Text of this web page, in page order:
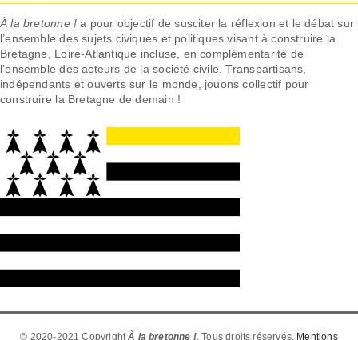
À la bretonne ! a pour objectif de susciter la réflexion et le débat sur
l’ensemble des sujets civiques et politiques visant à construire la
Bretagne, Loire-Atlantique incluse, en complémentarité de
l’ensemble des acteurs de la société civile. Transpartisans,
indépendants et ouverts sur le monde, jouons collectif pour
construire la Bretagne de demain !
© 2020-2021 CopyrightÀ la bretonne !. Tous droits réservés. Mentions